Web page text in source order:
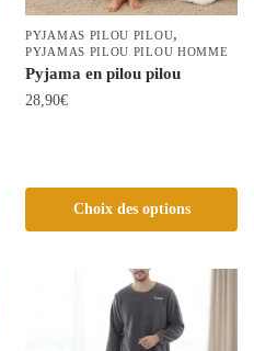
PYJAMAS PILOU PILOU,
PYJAMAS PILOU PILOU HOMME
Pyjama en pilou pilou
28,90€
Choix des options
a
plusieurs